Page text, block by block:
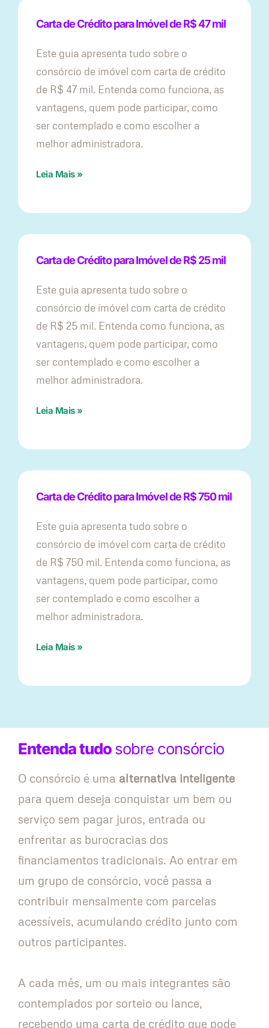
Carta de Crédito para Imóvel de R$ 47 mil
Este guia apresenta tudo sobre o
consórcio de imóvel com carta de crédito
de R$ 47 mil. Entenda como funciona, as
vantagens, quem pode participar, como
ser contemplado e como escolher a
melhor administradora.
Leia Mais »
Carta de Crédito para Imóvel de R$ 25 mil
Este guia apresenta tudo sobre o
consórcio de imóvel com carta de crédito
de R$ 25 mil. Entenda como funciona, as
vantagens, quem pode participar, como
ser contemplado e como escolher a
melhor administradora.
Leia Mais »
Carta de Crédito para Imóvel de R$ 750 mil
Este guia apresenta tudo sobre o
consórcio de imóvel com carta de crédito
de R$ 750 mil. Entenda como funciona, as
vantagens, quem pode participar, como
ser contemplado e como escolher a
melhor administradora.
Leia Mais »
Entenda tudosobre consórcio
O consórcio é uma alternativa inteligente
para quem deseja conquistar um bem ou
serviço sem pagar juros, entrada ou
enfrentar as burocracias dos
financiamentos tradicionais. Ao entrar em
um grupo de consórcio, você passa a
contribuir mensalmente com parcelas
acessíveis, acumulando crédito junto com
outros participantes.
A cada mês, um ou mais integrantes são
contemplados por sorteio ou lance,
recebendo uma carta de crédito que pode